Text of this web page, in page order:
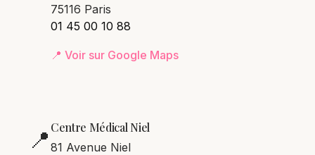
75116 Paris
01 45 00 10 88
📍 Voir sur Google Maps
📍 Centre Médical Niel
81 Avenue Niel